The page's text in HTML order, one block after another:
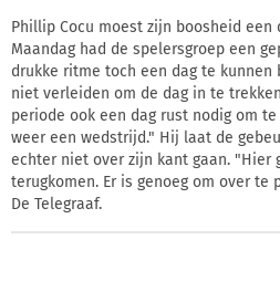
Phillip Cocu moest zijn boosheid een
Maandag had de spelersgroep een
drukke ritme toch een dag te kunnen
niet verleiden om de dag in te
periode ook een dag rust nodig om
weer een wedstrijd." Hij laat de
echter niet over zijn kant gaan. "Hier
terugkomen. Er is genoeg om over te
De Telegraaf.